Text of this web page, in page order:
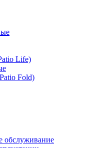
Life)
Fold)
обслуживание